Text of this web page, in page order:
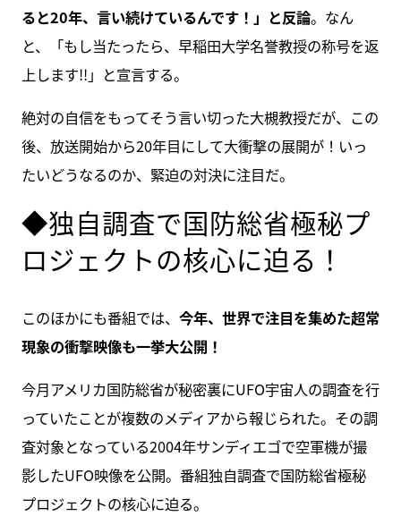
ると20年、言い続けているんです！」と反論。なん
と、「もし当たったら、早稲田大学名誉教授の称号を返
上します!!」と宣言する。
絶対の自信をもってそう言い切った大槻教授だが、この
後、放送開始から20年目にして大衝撃の展開が！いっ
たいどうなるのか、緊迫の対決に注目だ。
◆独自調査で国防総省極秘プ
ロジェクトの核心に迫る！
このほかにも番組では、 今年、世界で注目を集めた超常
現象の衝撃映像も一挙大公開！
今月アメリカ国防総省が秘密裏にUFO宇宙人の調査を行
っていたことが複数のメディアから報じられた。その調
査対象となっている2004年サンディエゴで空軍機が撮
影したUFO映像を公開。番組独自調査で国防総省極秘
プロジェクトの核心に迫る。